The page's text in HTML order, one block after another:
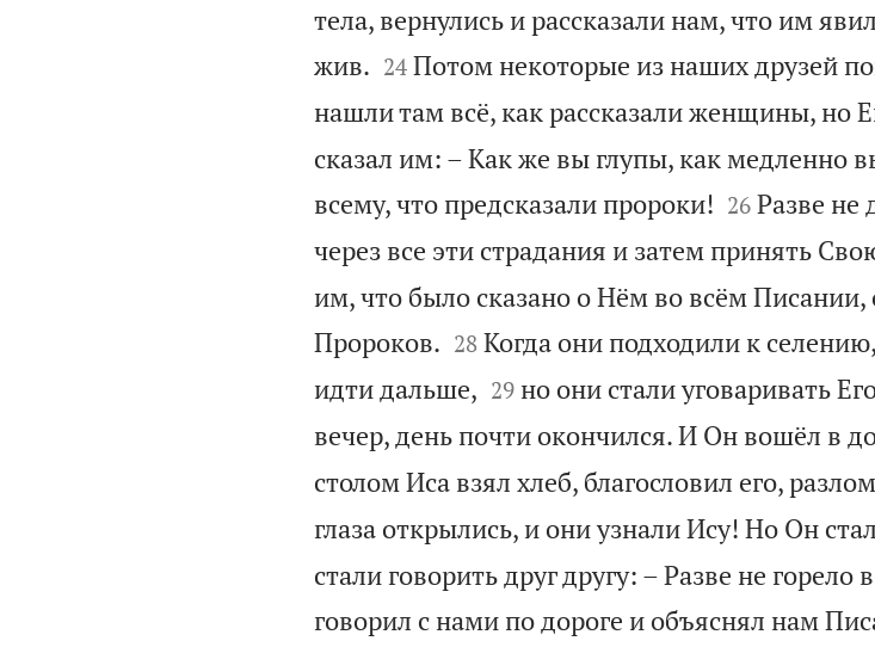
тела, вернулись и рассказали нам, что им
жив.
24 Потом некоторые из наших друзей
нашли там всё, как рассказали женщины, но
сказал им: – Как же вы глупы, как медленно
всему, что предсказали пророки!
26 Разве не
через все эти страдания и затем принять
им, что было сказано о Нём во всём Писании,
Пророков.
28 Когда они подходили к
идти дальше, 

29 но они стали уговаривать
вечер, день почти окончился. И Он вошёл в
столом Иса взял хлеб, благословил его,
глаза открылись, и они узнали Ису! Но Он
стали говорить друг другу: – Разве не горело
говорил с нами по дороге и объяснял нам